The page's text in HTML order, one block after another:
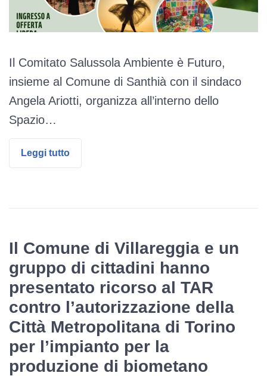
Il Comitato Salussola Ambiente è Futuro,
insieme al Comune di Santhià con il sindaco
Angela Ariotti, organizza all’interno dello
Spazio…
Leggi tutto
Il Comune di Villareggia e un
gruppo di cittadini hanno
presentato ricorso al TAR
contro l’autorizzazione della
Città Metropolitana di Torino
per l’impianto per la
produzione di biometano